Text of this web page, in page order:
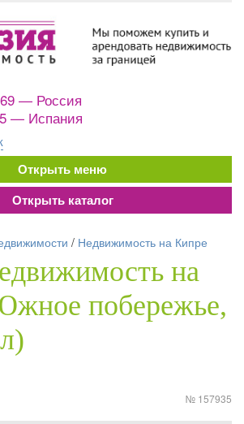
— Россия
— Испания
/ Недвижимость на Кипре
на
побережье,
№ 157935